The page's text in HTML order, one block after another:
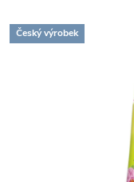
Český výrobek